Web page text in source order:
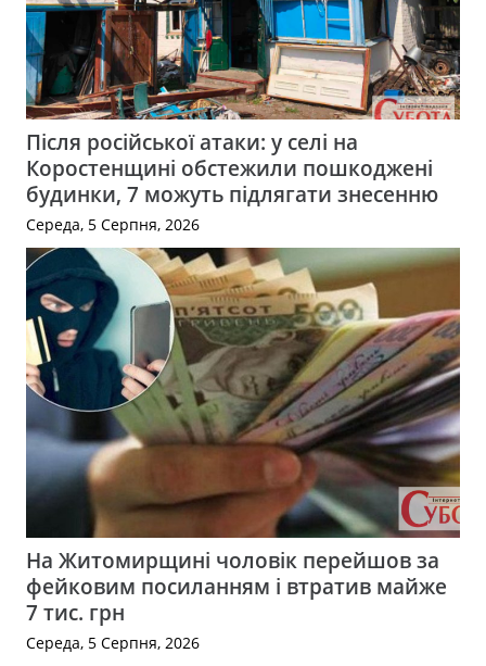
Після російської атаки: у селі на
Коростенщині обстежили пошкоджені
будинки, 7 можуть підлягати знесенню
Середа, 5 Серпня, 2026
На Житомирщині чоловік перейшов за
фейковим посиланням і втратив майже
7 тис. грн
Середа, 5 Серпня, 2026